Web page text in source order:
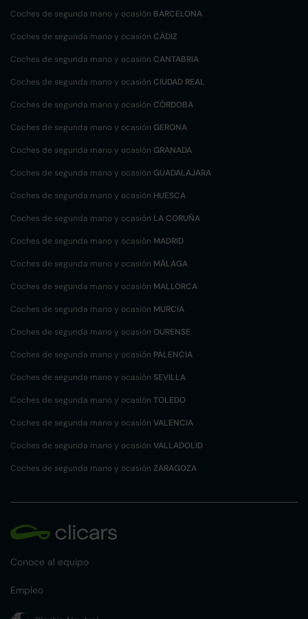
Coches de segunda mano y ocasión BARCELONA
Coches de segunda mano y ocasión CÁDIZ
Coches de segunda mano y ocasión CANTABRIA
Coches de segunda mano y ocasión CIUDAD REAL
Coches de segunda mano y ocasión CÓRDOBA
Coches de segunda mano y ocasión GERONA
Coches de segunda mano y ocasión GRANADA
Coches de segunda mano y ocasión GUADALAJARA
Coches de segunda mano y ocasión HUESCA
Coches de segunda mano y ocasión LA CORUÑA
Coches de segunda mano y ocasión MADRID
Coches de segunda mano y ocasión MÁLAGA
Coches de segunda mano y ocasión MALLORCA
Coches de segunda mano y ocasión MURCIA
Coches de segunda mano y ocasión OURENSE
Coches de segunda mano y ocasión PALENCIA
Coches de segunda mano y ocasión SEVILLA
Coches de segunda mano y ocasión TOLEDO
Coches de segunda mano y ocasión VALENCIA
Coches de segunda mano y ocasión VALLADOLID
Coches de segunda mano y ocasión ZARAGOZA
Conoce al equipo
Empleo